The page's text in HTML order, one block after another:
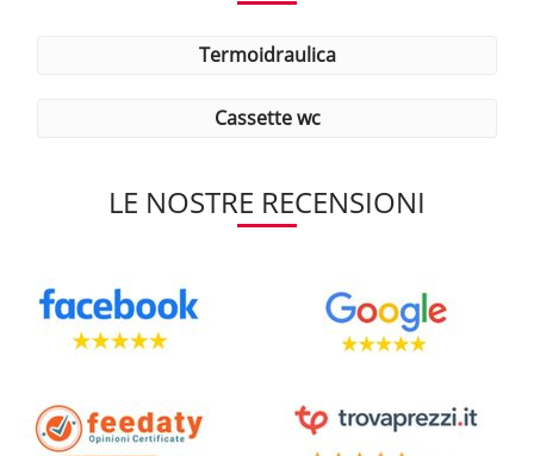
termoidraulica
cassette wc
LE NOSTRE RECENSIONI